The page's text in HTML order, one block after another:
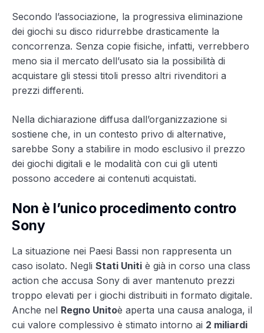
Secondo l’associazione, la progressiva eliminazione
dei giochi su disco ridurrebbe drasticamente la
concorrenza. Senza copie fisiche, infatti, verrebbero
meno sia il mercato dell’usato sia la possibilità di
acquistare gli stessi titoli presso altri rivenditori a
prezzi differenti.
Nella dichiarazione diffusa dall’organizzazione si
sostiene che, in un contesto privo di alternative,
sarebbe Sony a stabilire in modo esclusivo il prezzo
dei giochi digitali e le modalità con cui gli utenti
possono accedere ai contenuti acquistati.
Non è l’unico procedimento contro
Sony
La situazione nei Paesi Bassi non rappresenta un
caso isolato. Negli Stati Uniti è già in corso una class
action che accusa Sony di aver mantenuto prezzi
troppo elevati per i giochi distribuiti in formato digitale.
Anche nel Regno Unitoè aperta una causa analoga, il
cui valore complessivo è stimato intorno ai 2 miliardi